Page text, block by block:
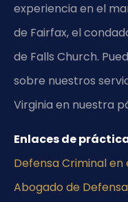
experiencia en el
de Fairfax, el
de Falls Church.
sobre nuestros
Virginia en nuestra
Enlaces de
Defensa Criminal en
Abogado de